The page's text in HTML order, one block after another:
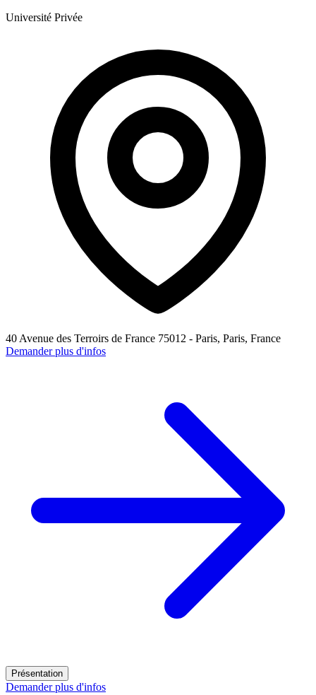
Université Privée
40 Avenue des Terroirs de France 75012 - Paris, Paris, France
Demander plus d'infos
Présentation
Demander plus d'infos